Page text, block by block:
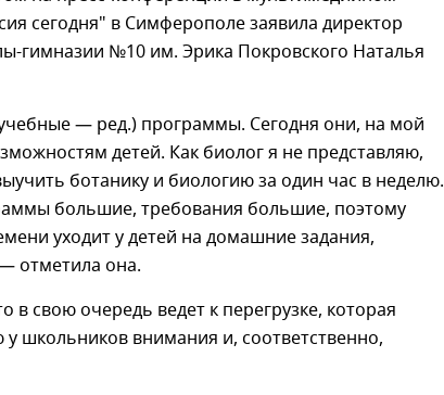
сегодня" в Симферополе заявила директор
гимназии №10 им. Эрика Покровского Наталья
— ред.) программы. Сегодня они, на мой
детей. Как биолог я не представляю,
ботанику и биологию за один час в неделю.
большие, требования большие, поэтому
уходит у детей на домашние задания,
отметила она.
в свою очередь ведет к перегрузке, которая
школьников внимания и, соответственно,